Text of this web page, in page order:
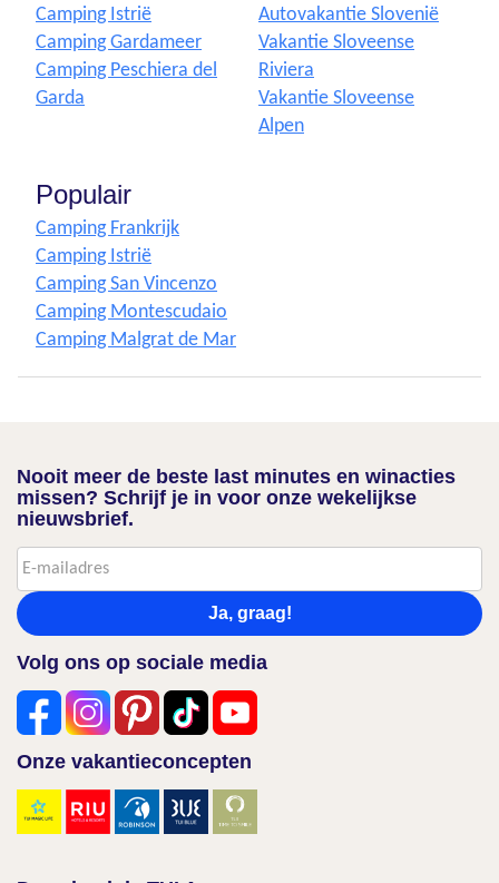
Camping Istrië
Camping Gardameer
Camping Peschiera del
Garda
Autovakantie Slovenië
Vakantie Sloveense
Riviera
Vakantie Sloveense
Alpen
Populair
Camping Frankrijk
Camping Istrië
Camping San Vincenzo
Camping Montescudaio
Camping Malgrat de Mar
Nooit meer de beste last minutes en winacties
missen? Schrijf je in voor onze wekelijkse
nieuwsbrief.
Ja, graag!
Volg ons op sociale media
Onze vakantieconcepten